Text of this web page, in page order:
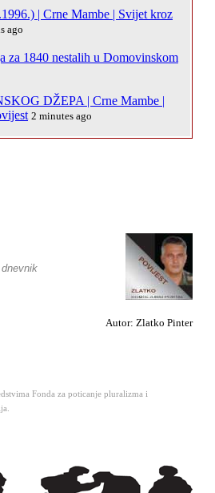
| Crne Mambe | Svijet kroz
ago
za 1840 nestalih u Domovinskom
DŽEPA | Crne Mambe |
2 minutes ago
Autor: Zlatko Pinter
Fonda za poticanje pluralizma i